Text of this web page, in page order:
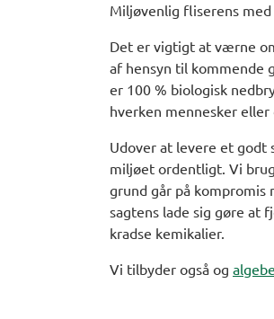
Miljøvenlig fliserens
Det er vigtigt at værne
af hensyn til kommende
er 100 % biologisk
hverken mennesker eller
Udover at levere et godt
miljøet ordentligt. Vi
grund går på kompromis
sagtens lade sig gøre at
kradse kemikalier.
Vi tilbyder også og